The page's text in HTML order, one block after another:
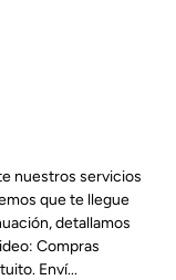
nuestros servicios
que te llegue
detallamos
Compras
Enví...